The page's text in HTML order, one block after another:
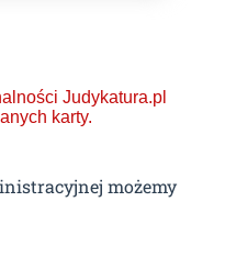
Judykatura.pl
karty.
możemy